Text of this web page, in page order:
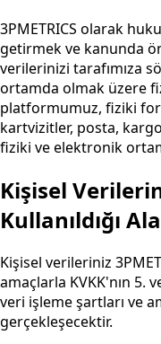
3PMETRICS olarak
getirmek ve kanunda
verilerinizi tarafımıza
ortamda olmak üzere
platformumuz, fiziki
kartvizitler, posta,
fiziki ve elektronik
Kişisel
Kullanıldığı
Kişisel verileriniz
amaçlarla KVKK'nın 5.
veri işleme şartları ve
gerçekleşecektir.